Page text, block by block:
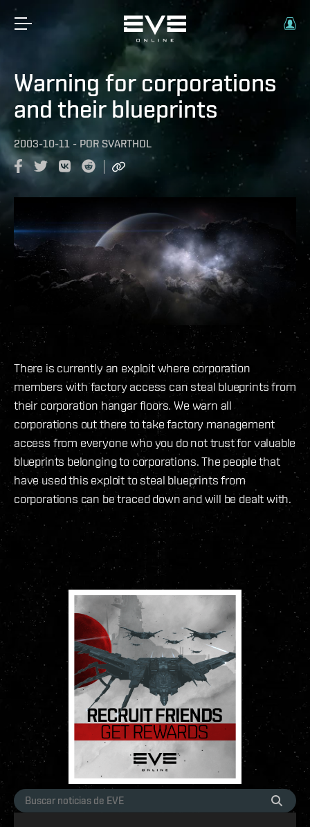
Warning for corporations
and their blueprints
2003-10-11 - POR SVARTHOL
There is currently an exploit where corporation
members with factory access can steal blueprints from
their corporation hangar floors. We warn all
corporations out there to take factory management
access from everyone who you do not trust for valuable
blueprints belonging to corporations. The people that
have used this exploit to steal blueprints from
corporations can be traced down and will be dealt with.